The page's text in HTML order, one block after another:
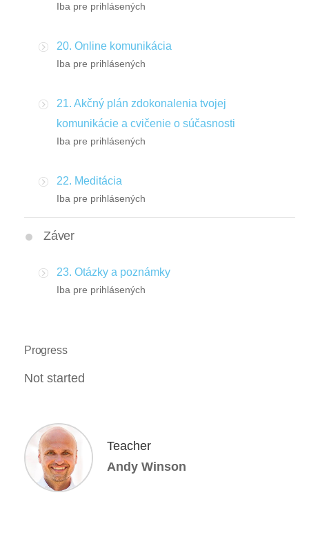
Iba pre prihlásených
20. Online komunikácia
Iba pre prihlásených
21. Akčný plán zdokonalenia tvojej
komunikácie a cvičenie o súčasnosti
Iba pre prihlásených
22. Meditácia
Iba pre prihlásených
Záver
23. Otázky a poznámky
Iba pre prihlásených
Progress
Not started
Teacher
Andy Winson